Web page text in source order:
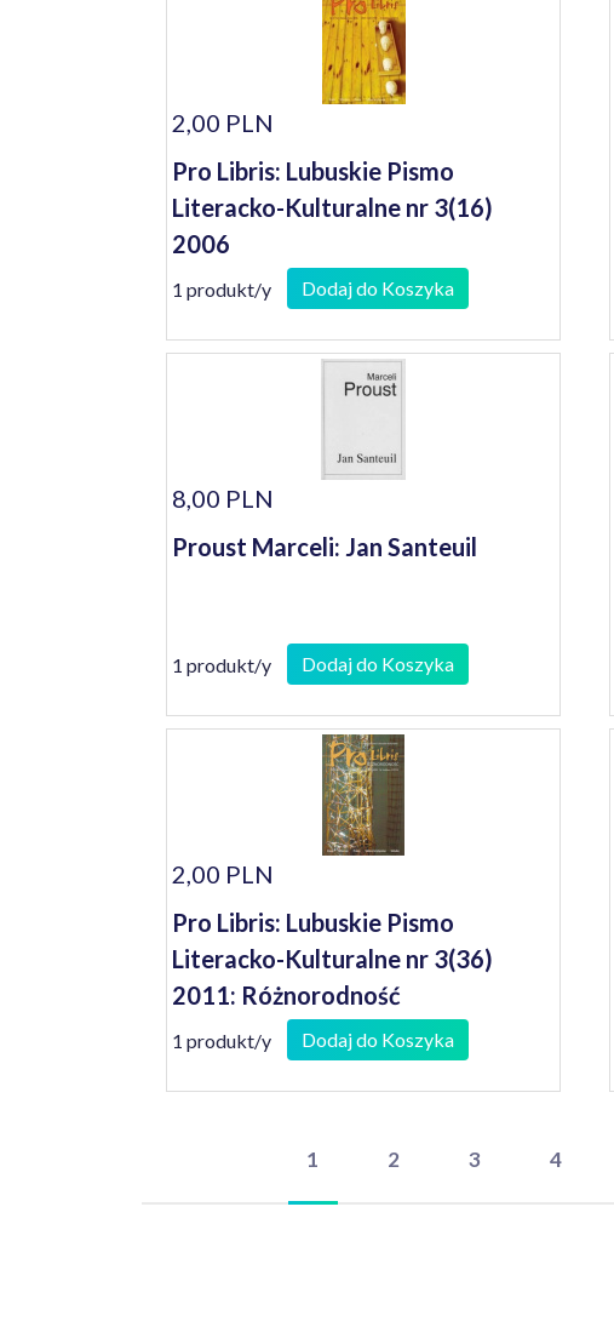
2,00 PLN
Pro Libris: Lubuskie Pismo
Literacko-Kulturalne nr 3(16)
2006
1 produkt/y Dodaj do Koszyka
8,00 PLN
Proust Marceli: Jan Santeuil
1 produkt/y Dodaj do Koszyka
2,00 PLN
Pro Libris: Lubuskie Pismo
Literacko-Kulturalne nr 3(36)
2011: Różnorodność
1 produkt/y Dodaj do Koszyka
1 2 3 4